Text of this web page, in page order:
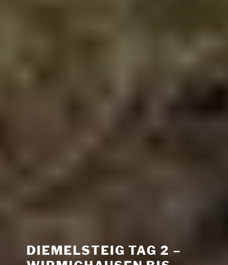
DIEMELSTEIG TAG 2 –